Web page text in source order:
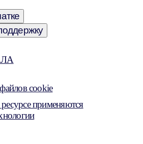
cookie
применяются